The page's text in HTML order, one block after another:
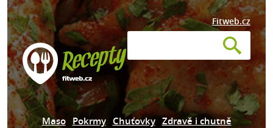
Fitweb.cz
Maso Pokrmy Chuťovky Zdravě i chutně